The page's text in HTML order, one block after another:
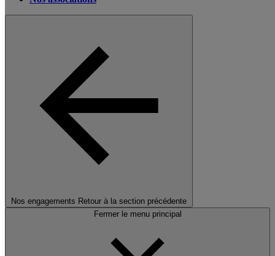
Nos engagements Retour à la section précédente
Fermer le menu principal